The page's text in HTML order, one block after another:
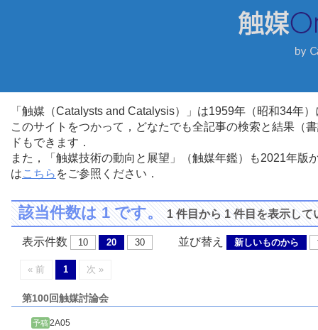
「触媒（Catalysts and Catalysis）」は1959年（昭和34年
このサイトをつかって，どなたでも全記事の検索と結果（
ドもできます．
また，「触媒技術の動向と展望」（触媒年鑑）も2021年
はこちら をご参照ください．
該当件数は 1 です。1 件目から 1 件目を表示して
表示件数 10 20 30 並び替え 新しいものから
« 前 1 次 »
第100回触媒討論会
予稿 2A05